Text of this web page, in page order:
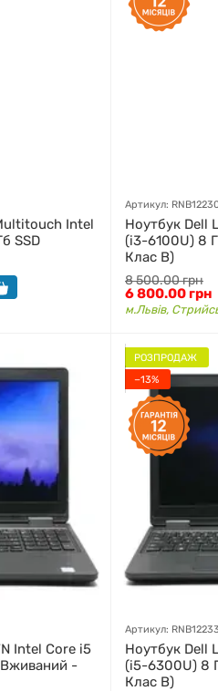
Intel
SSD
Артикул:
Ноутбук Dell
(i3-6100U) 8
Клас B)
8 500.00 грн
6 800.00 грн
м.Львів,
Intel Core i5
-
РОЗПРОДАЖ
−13%
Артикул:
Ноутбук Dell
(i5-6300U) 8
Клас B)